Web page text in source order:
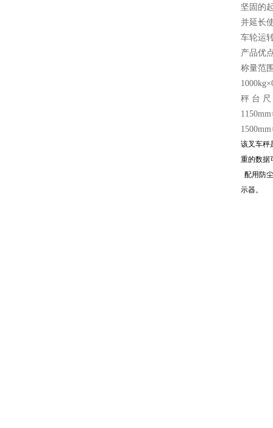
坚固的
并延长
车轮运
产品优
称量范
秤 台
该叉车秤
重的数据
配用防尘
示器。